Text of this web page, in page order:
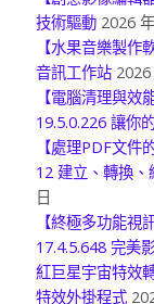
技術驅動 2026
【水果音樂製
音訊工作站
【電腦清理與
19.5.0.226 讓你
【處理PDF文
12 建立、轉換
日
【終極多功能
17.4.5.648 完美
紅巨星宇宙特效
特效外掛程式